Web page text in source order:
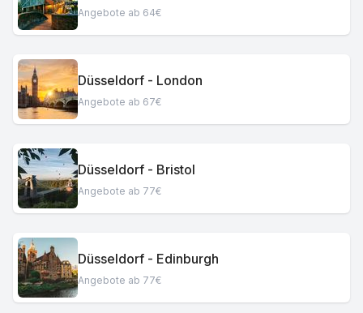
Angebote ab 64€
Düsseldorf - London
Angebote ab 67€
Düsseldorf - Bristol
Angebote ab 77€
Düsseldorf - Edinburgh
Angebote ab 77€